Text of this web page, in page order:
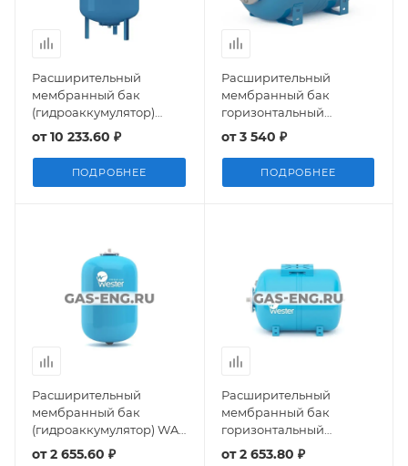
Расширительный
мембранный бак
(гидроаккумулятор)
Refix DE, Reflex
от10 233.60 ₽
ПОДРОБНЕЕ
Расширительный
мембранный бак
горизонтальный
(гидроаккумулятор)
WAO Premium, нерж.
контрфланец, Wester
от3 540 ₽
ПОДРОБНЕЕ
Расширительный
мембранный бак
(гидроаккумулятор) WAV
Premium, нерж.
от2 655.60 ₽
Расширительный
мембранный бак
горизонтальный
(гидроаккумулятор)
от2 653.80 ₽